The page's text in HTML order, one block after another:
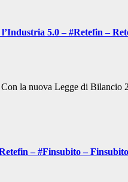
5.0 – #Retefin –
la nuova Legge di
– #Finsubito –